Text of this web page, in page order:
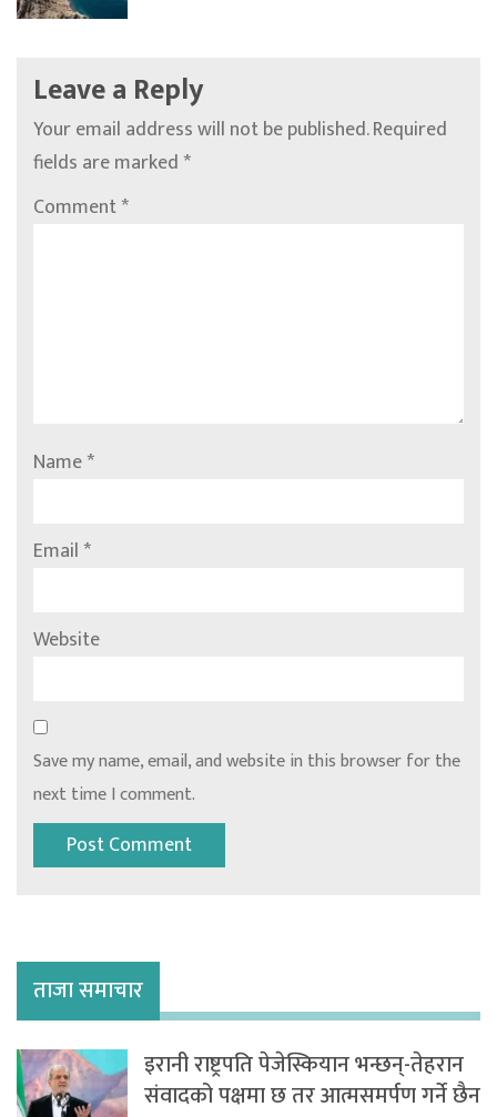
Leave a Reply
Your email address will not be published.Required
fields are marked*
Comment*
Name*
Email*
Website
Save my name, email, and website in this browser for the
next time I comment.
ताजा समाचार
इरानी राष्ट्रपति पेजेस्कियान भन्छन्-तेहरान
संवादको पक्षमा छ तर आत्मसमर्पण गर्ने छैन